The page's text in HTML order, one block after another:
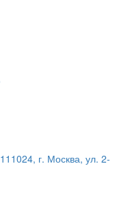
111024, г. Москва, ул. 2-